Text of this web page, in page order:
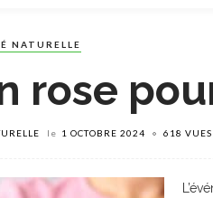
NATURELLE
rose
le 1 OCTOBRE 2024 618 VUES